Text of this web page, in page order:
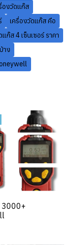
องวัดแก๊ส
เครื่องวัดแก๊ส คือ
แก๊ส 4 เซ็นเซอร์ ราคา
าง
3000+